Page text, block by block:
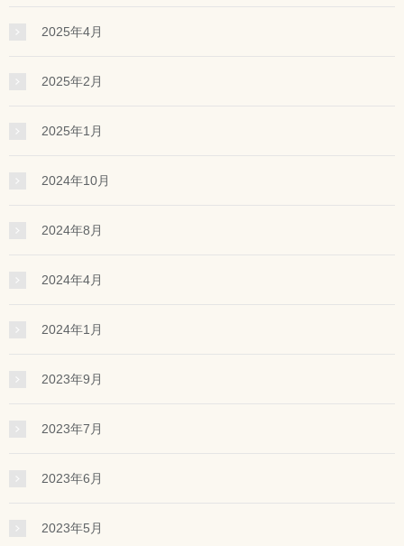
2025年4月
2025年2月
2025年1月
2024年10月
2024年8月
2024年4月
2024年1月
2023年9月
2023年7月
2023年6月
2023年5月